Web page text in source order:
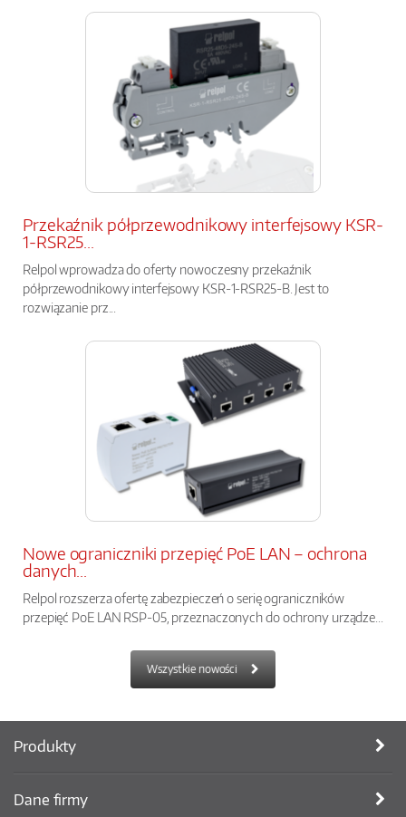
Przekaźnik półprzewodnikowy interfejsowy KSR-
1-RSR25...
Relpol wprowadza do oferty nowoczesny przekaźnik
półprzewodnikowy interfejsowy KSR-1-RSR25-B. Jest to
rozwiązanie prz...
Nowe ograniczniki przepięć PoE LAN – ochrona
danych...
Relpol rozszerza ofertę zabezpieczeń o serię ograniczników
przepięć PoE LAN RSP-05, przeznaczonych do ochrony urządze...
Wszystkie nowości
Produkty
Dane firmy